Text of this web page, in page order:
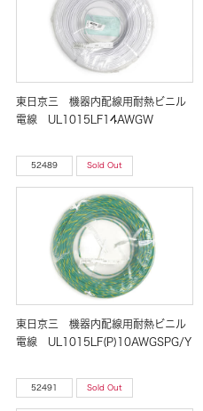
東日京三 機器内配線用耐熱ビニル
電線 UL1015LF14AWGW
52489 Sold Out
東日京三 機器内配線用耐熱ビニル
電線 UL1015LF(P)10AWGSPG/Y
52491 Sold Out